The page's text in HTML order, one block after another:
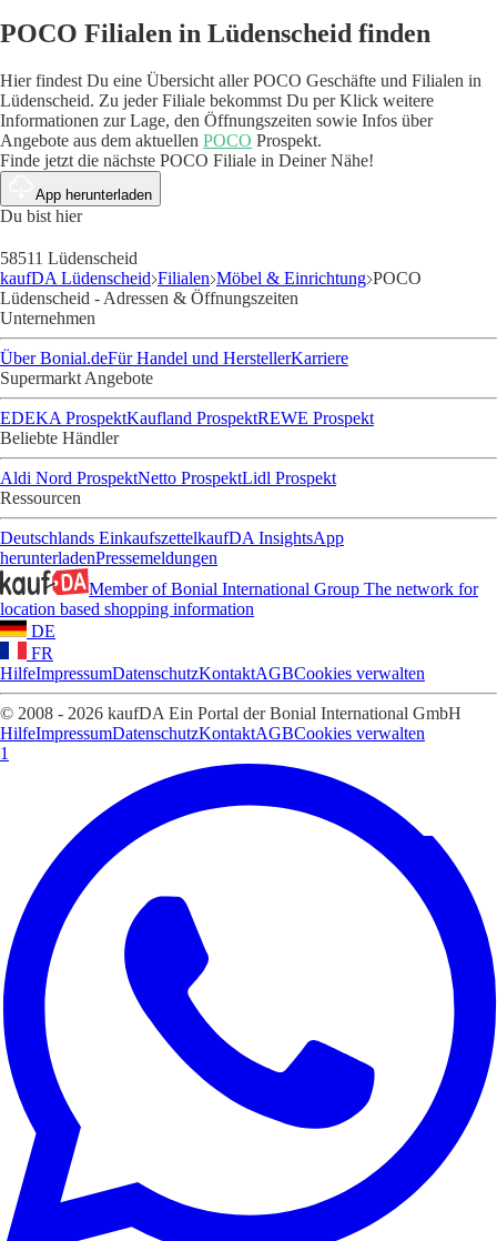
POCO Filialen in Lüdenscheid finden
Hier findest Du eine Übersicht aller POCO Geschäfte und Filialen in
Lüdenscheid. Zu jeder Filiale bekommst Du per Klick weitere
Informationen zur Lage, den Öffnungszeiten sowie Infos über
Angebote aus dem aktuellen POCO Prospekt.
Finde jetzt die nächste POCO Filiale in Deiner Nähe!
App herunterladen
Du bist hier
58511 Lüdenscheid
kaufDA Lüdenscheid Filialen Möbel & Einrichtung POCO
Lüdenscheid - Adressen & Öffnungszeiten
Unternehmen
Über Bonial.deFür Handel und HerstellerKarriere
Supermarkt Angebote
EDEKA ProspektKaufland ProspektREWE Prospekt
Beliebte Händler
Aldi Nord ProspektNetto ProspektLidl Prospekt
Ressourcen
Deutschlands EinkaufszettelkaufDA InsightsApp
herunterladenPressemeldungen
Member of Bonial International Group The network for
location based shopping information
DE
FR
HilfeImpressumDatenschutzKontaktAGBCookies verwalten
© 2008 - 2026 kaufDA Ein Portal der Bonial International GmbH
HilfeImpressumDatenschutzKontaktAGBCookies verwalten
1